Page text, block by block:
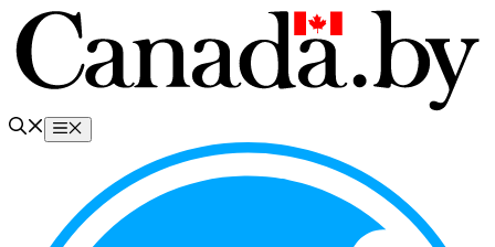
Перейти
содержимому
Меню